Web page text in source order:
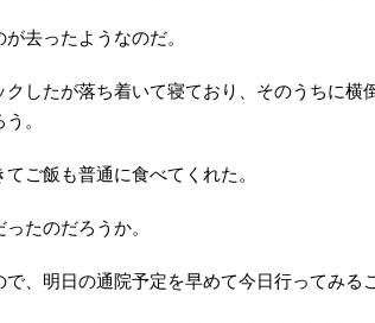
去ったようなのだ。
クしたが落ち着いて寝ており、そのうちに横
。
ご飯も普通に食べてくれた。
たのだろうか。
、明日の通院予定を早めて今日行ってみる